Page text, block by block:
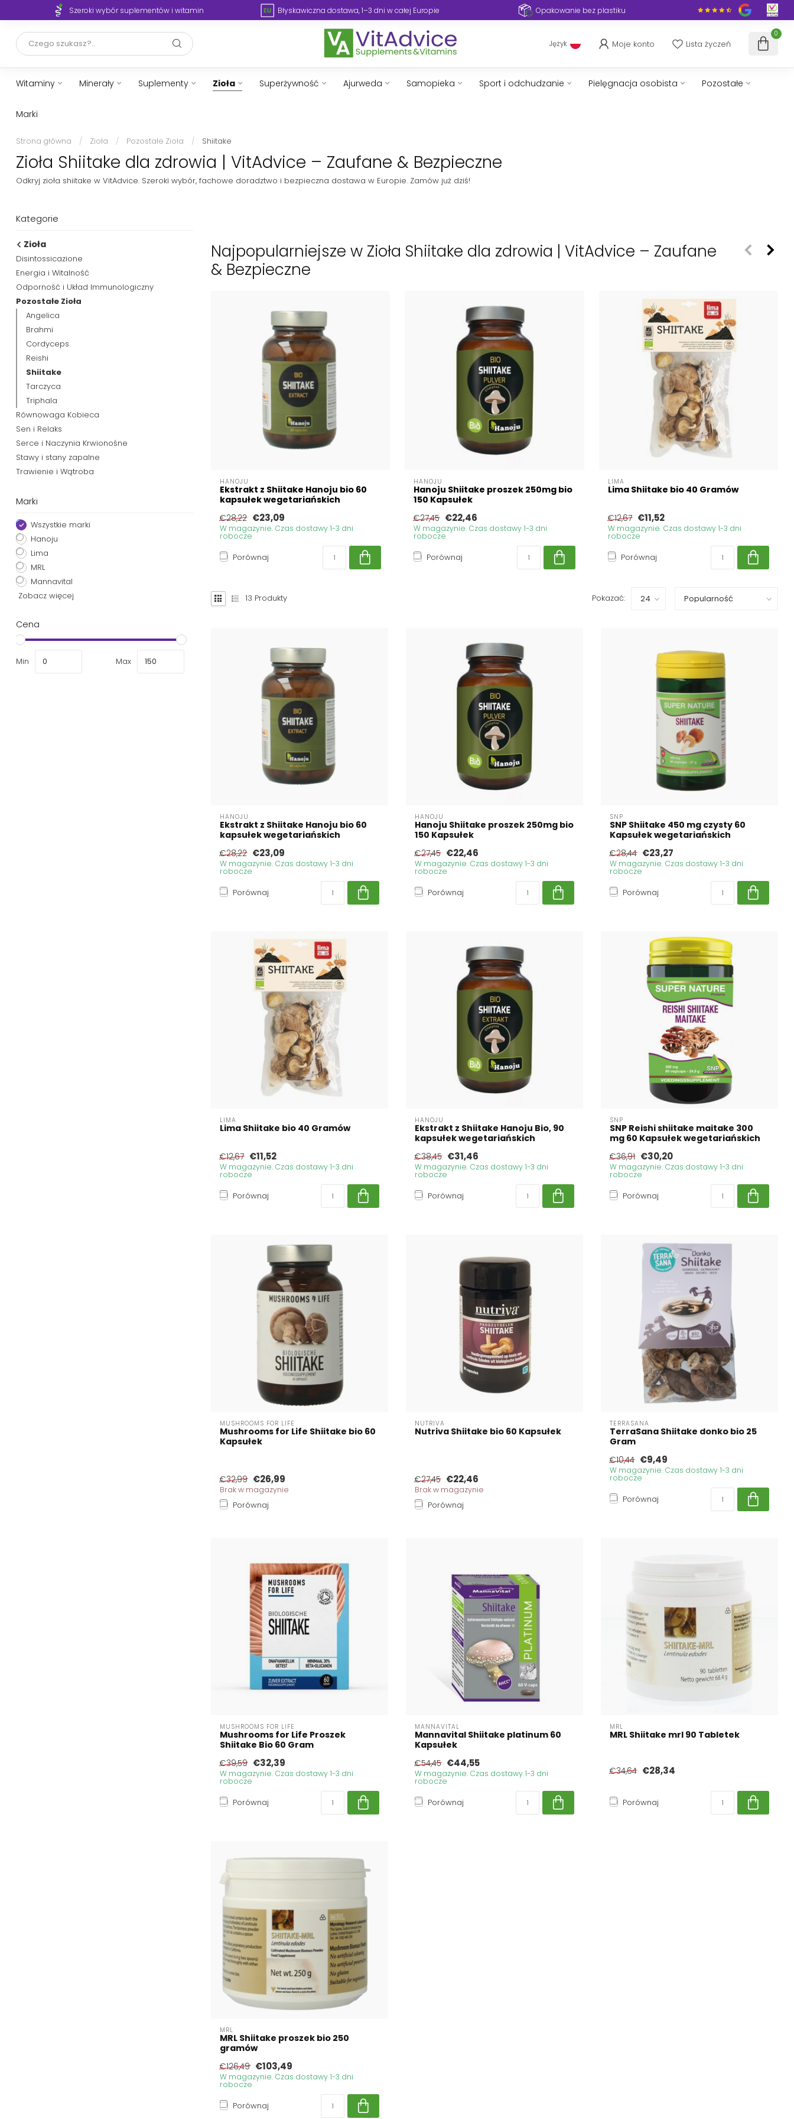
Szeroki wybór suplementów i witamin Błyskawiczna dostawa, 1–3 dni w całej Europie Opakowanie bez plastiku
Język Moje konto Lista życzeń
0
Witaminy Minerały Suplementy Zioła Superżywność Ajurweda Samopieka Sport i odchudzanie Pielęgnacja osobista Pozostałe
Marki
Strona główna / Zioła / Pozostałe Zioła / Shiitake
Zioła Shiitake dla zdrowia | VitAdvice – Zaufane & Bezpieczne
Odkryj zioła shiitake w VitAdvice. Szeroki wybór, fachowe doradztwo i bezpieczna dostawa w Europie. Zamów już dziś!
Kategorie
Zioła
Disintossicazione
Energia i Witalność
Odporność i Układ Immunologiczny
Pozostałe Zioła
Angelica
Brahmi
Cordyceps
Reishi
Shiitake
Tarczyca
Triphala
Równowaga Kobieca
Sen i Relaks
Serce i Naczynia Krwionośne
Stawy i stany zapalne
Trawienie i Wątroba
Marki
Wszystkie marki
Hanoju
Lima
MRL
Mannavital
Zobacz więcej
Cena
Min Max
Najpopularniejsze w Zioła Shiitake dla zdrowia | VitAdvice – Zaufane
& Bezpieczne
HANOJU
Ekstrakt z Shiitake Hanoju bio 60
kapsułek wegetariańskich
€28,22 €23,09
W magazynie. Czas dostawy 1-3 dni
robocze
Porównaj
HANOJU
Hanoju Shiitake proszek 250mg bio
150 Kapsułek
€27,45 €22,46
W magazynie. Czas dostawy 1-3 dni
robocze
Porównaj
LIMA
Lima Shiitake bio 40 Gramów
€12,67 €11,52
W magazynie. Czas dostawy 1-3 dni
robocze
Porównaj
13 Produkty Pokazać:
HANOJU
Ekstrakt z Shiitake Hanoju bio 60
kapsułek wegetariańskich
€28,22 €23,09
W magazynie. Czas dostawy 1-3 dni
robocze
Porównaj
HANOJU
Hanoju Shiitake proszek 250mg bio
150 Kapsułek
€27,45 €22,46
W magazynie. Czas dostawy 1-3 dni
robocze
Porównaj
SNP
SNP Shiitake 450 mg czysty 60
Kapsułek wegetariańskich
€28,44 €23,27
W magazynie. Czas dostawy 1-3 dni
robocze
Porównaj
LIMA
Lima Shiitake bio 40 Gramów
€12,67 €11,52
W magazynie. Czas dostawy 1-3 dni
robocze
Porównaj
HANOJU
Ekstrakt z Shiitake Hanoju Bio, 90
kapsułek wegetariańskich
€38,45 €31,46
W magazynie. Czas dostawy 1-3 dni
robocze
Porównaj
SNP
SNP Reishi shiitake maitake 300
mg 60 Kapsułek wegetariańskich
€36,91 €30,20
W magazynie. Czas dostawy 1-3 dni
robocze
Porównaj
MUSHROOMS FOR LIFE
Mushrooms for Life Shiitake bio 60
Kapsułek
€32,99 €26,99
Brak w magazynie
Porównaj
NUTRIVA
Nutriva Shiitake bio 60 Kapsułek
€27,45 €22,46
Brak w magazynie
Porównaj
TERRASANA
TerraSana Shiitake donko bio 25
Gram
€10,44 €9,49
W magazynie. Czas dostawy 1-3 dni
robocze
Porównaj
MUSHROOMS FOR LIFE
Mushrooms for Life Proszek
Shiitake Bio 60 Gram
€39,59 €32,39
W magazynie. Czas dostawy 1-3 dni
robocze
Porównaj
MANNAVITAL
Mannavital Shiitake platinum 60
Kapsułek
€54,45 €44,55
W magazynie. Czas dostawy 1-3 dni
robocze
Porównaj
MRL
MRL Shiitake mrl 90 Tabletek
€34,64 €28,34
Porównaj
MRL
MRL Shiitake proszek bio 250
gramów
€126,49 €103,49
W magazynie. Czas dostawy 1-3 dni
robocze
Porównaj